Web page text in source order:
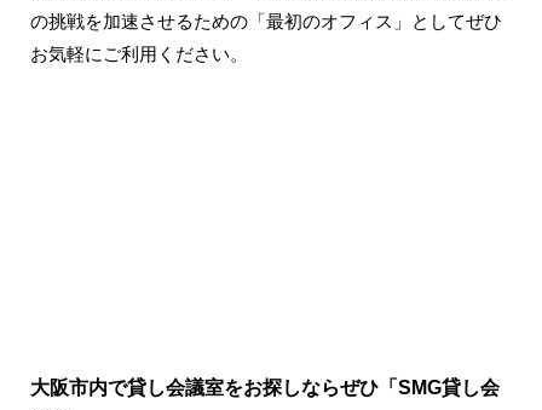
の挑戦を加速させるための「最初のオフィス」としてぜひ
お気軽にご利用ください。
大阪市内で貸し会議室をお探しならぜひ「SMG貸し会